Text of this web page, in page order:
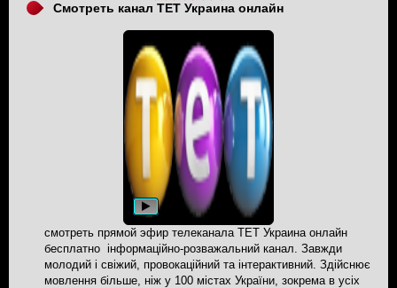
Смотреть канал ТЕТ Украина онлайн
смотреть прямой эфир телеканала ТЕТ Украина онлайн
бесплатно інформаційно-розважальний канал. Завжди
молодий і свіжий, провокаційний та інтерактивний. Здійснює
мовлення більше, ніж у 100 містах України, зокрема в усіх